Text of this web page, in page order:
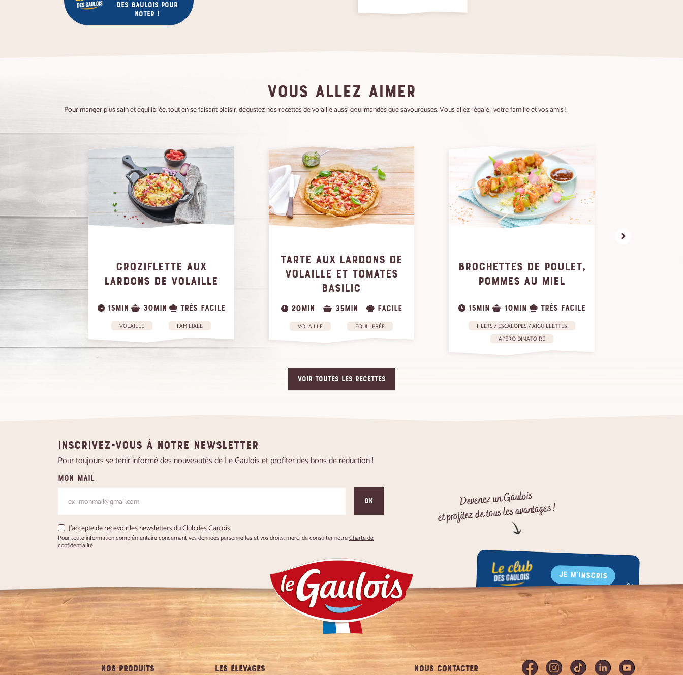
des gaulois pour
noter !
VOUS ALLEZ AIMER
Pour manger plus sain et équilibrée, tout en se faisant plaisir, dégustez nos recettes de volaille aussi gourmandes que savoureuses. Vous allez régaler votre famille et vos amis !
CROZIFLETTE AUX
LARDONS DE VOLAILLE
15MIN 30MIN TRÈS FACILE
VOLAILLE FAMILIALE
TARTE AUX LARDONS DE
VOLAILLE ET TOMATES
BASILIC
20MIN 35MIN FACILE
VOLAILLE EQUILIBRÉE
BROCHETTES DE POULET,
POMMES AU MIEL
15MIN 10MIN TRÈS FACILE
FILETS / ESCALOPES / AIGUILLETTES
APÉRO DINATOIRE
VOIR TOUTES LES RECETTES
Inscrivez-vous à notre newsletter
Pour toujours se tenir informé des nouveautés de Le Gaulois et profiter des bons de réduction !
Mon mail
OK
J'accepte de recevoir les newsletters du Club des Gaulois
Pour toute information complémentaire concernant vos données personnelles et vos droits, merci de consulter notreCharte de
confidentialité
Devenez un Gaulois
et profitez de tous les avantages !
JE M'INSCRIS
Bons de réduction
Communauté départ'aimants
NOS PRODUITS LES ÉLEVAGES NOUS CONTACTER